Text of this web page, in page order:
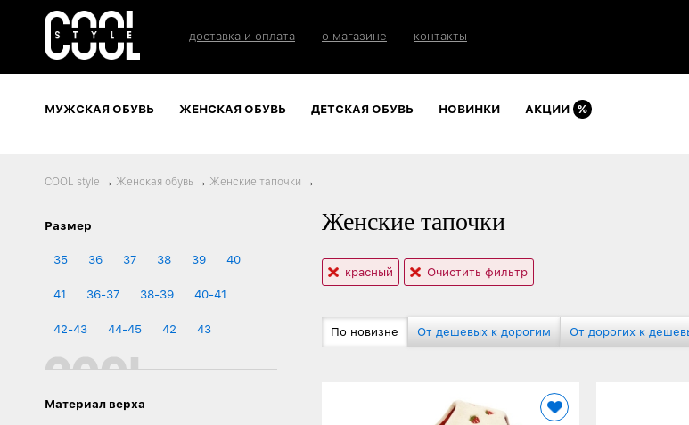
доставка и оплата о магазине контакты
МУЖСКАЯ ОБУВЬ ЖЕНСКАЯ ОБУВЬ ДЕТСКАЯ ОБУВЬ НОВИНКИ АКЦИИ %
COOL style → Женская обувь → Женские тапочки →
Размер
35 36 37 38 39 40
41 36-37 38-39 40-41
42-43 44-45 42 43
Материал верха
Женские тапочки
красный Очистить фильтр
По новизне От дешевых к дорогим От дорогих к